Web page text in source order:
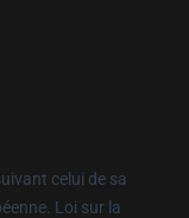
celui de sa
Loi sur la